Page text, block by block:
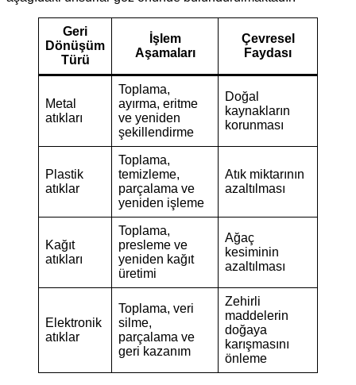
Geri
Dönüşüm
Türü
İşlem
Aşamaları
Çevresel
Faydası
Metal
atıkları
Toplama,
ayırma, eritme
ve yeniden
şekillendirme
Doğal
kaynakların
korunması
Plastik
atıklar
Toplama,
temizleme,
parçalama ve
yeniden işleme
Atık miktarının
azaltılması
Kağıt
atıkları
Toplama,
presleme ve
yeniden kağıt
üretimi
Ağaç
kesiminin
azaltılması
Elektronik
atıklar
Toplama, veri
silme,
parçalama ve
geri kazanım
Zehirli
maddelerin
doğaya
karışmasını
önleme